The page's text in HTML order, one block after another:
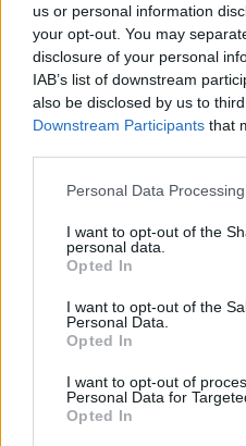
us or personal information
your opt-out. You may
disclosure of your personal
IAB’s list of downstream
also be disclosed by us to
Downstream Participants that
Personal Data
I want to opt-out of the
personal data.
Opted In
I want to opt-out of the
Personal Data.
Opted In
I want to opt-out of
Personal Data for
Opted In
kiderül.Információ és
elhízottsági aránya évek óta
ami az ország átlagos
folyamatos növekedésével
KEDVES OLVASÓNK!
A keresett cikk a
tartozik, melynek
regisztrációhoz kötött.
Az előfizetés a
Portfolio.hu teljes
Kötéslisták: BÉT
kötéslistái